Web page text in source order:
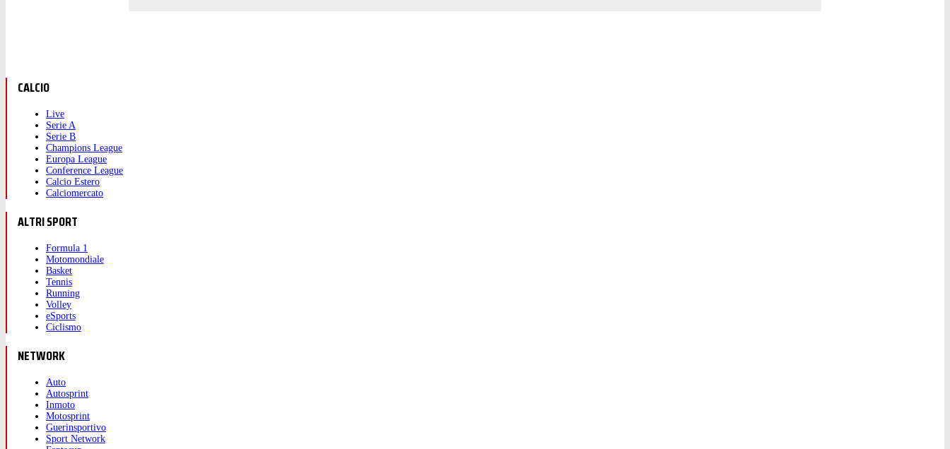
CALCIO
Live
Serie A
Serie B
Champions League
Europa League
Conference League
Calcio Estero
Calciomercato
ALTRI SPORT
Formula 1
Motomondiale
Basket
Tennis
Running
Volley
eSports
Ciclismo
NETWORK
Auto
Autosprint
Inmoto
Motosprint
Guerinsportivo
Sport Network